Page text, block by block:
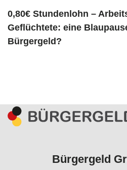
0,80€ Stundenlohn –
Geflüchtete: eine
Bürgergeld?
Bürgergeld